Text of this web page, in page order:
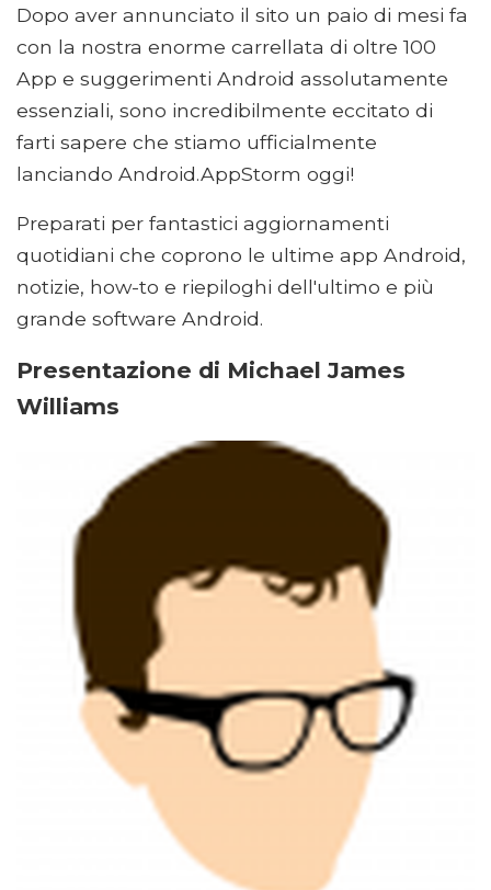
Dopo aver annunciato il sito un paio di mesi fa
con la nostra enorme carrellata di oltre 100
App e suggerimenti Android assolutamente
essenziali, sono incredibilmente eccitato di
farti sapere che stiamo ufficialmente
lanciando Android.AppStorm oggi!
Preparati per fantastici aggiornamenti
quotidiani che coprono le ultime app Android,
notizie, how-to e riepiloghi dell'ultimo e più
grande software Android.
Presentazione di Michael James
Williams